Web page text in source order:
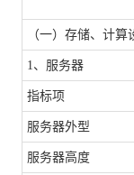
（一）存储、计算
1、服务器
指标项
服务器外型
服务器高度